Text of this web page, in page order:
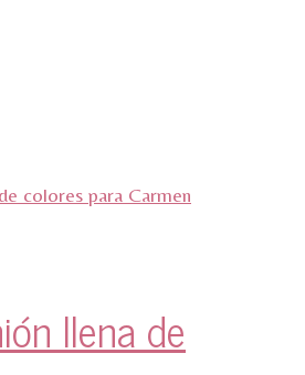
llena de